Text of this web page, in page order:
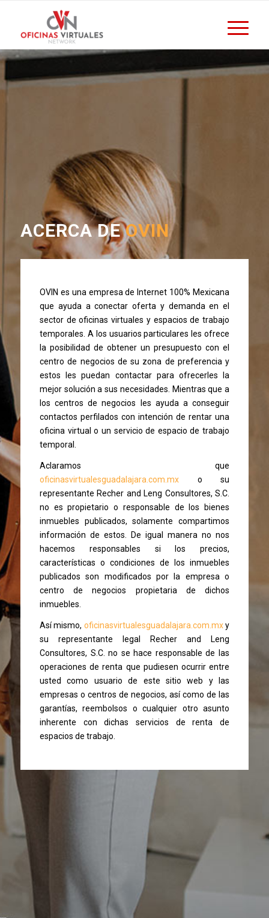
ACERCA DEOVIN
OVIN es una empresa de Internet 100% Mexicana
que ayuda a conectar oferta y demanda en el
sector de oficinas virtuales y espacios de trabajo
temporales. A los usuarios particulares les ofrece
la posibilidad de obtener un presupuesto con el
centro de negocios de su zona de preferencia y
estos les puedan contactar para ofrecerles la
mejor solución a sus necesidades. Mientras que a
los centros de negocios les ayuda a conseguir
contactos perfilados con intención de rentar una
oficina virtual o un servicio de espacio de trabajo
temporal.
Aclaramos que
oficinasvirtualesguadalajara.com.mx o su
representante Recher and Leng Consultores, S.C.
no es propietario o responsable de los bienes
inmuebles publicados, solamente compartimos
información de estos. De igual manera no nos
hacemos responsables si los precios,
características o condiciones de los inmuebles
publicados son modificados por la empresa o
centro de negocios propietaria de dichos
inmuebles.
Así mismo, oficinasvirtualesguadalajara.com.mxy
su representante legal Recher and Leng
Consultores, S.C. no se hace responsable de las
operaciones de renta que pudiesen ocurrir entre
usted como usuario de este sitio web y las
empresas o centros de negocios, así como de las
garantías, reembolsos o cualquier otro asunto
inherente con dichas servicios de renta de
espacios de trabajo.